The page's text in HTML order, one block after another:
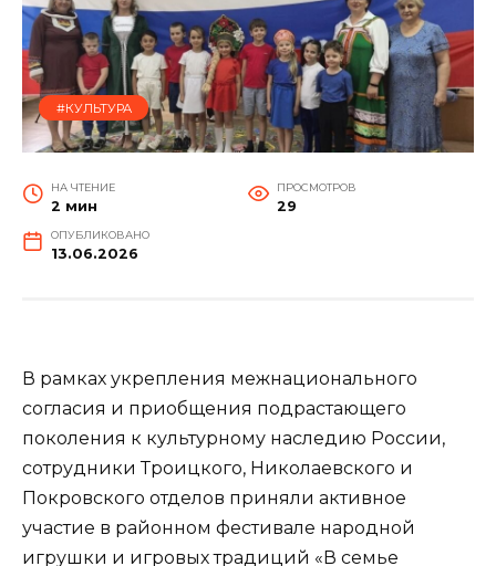
#КУЛЬТУРА
НА ЧТЕНИЕ
2 мин
ПРОСМОТРОВ
29
ОПУБЛИКОВАНО
13.06.2026
В рамках укрепления межнационального
согласия и приобщения подрастающего
поколения к культурному наследию России,
сотрудники Троицкого, Николаевского и
Покровского отделов приняли активное
участие в районном фестивале народной
игрушки и игровых традиций «В семье